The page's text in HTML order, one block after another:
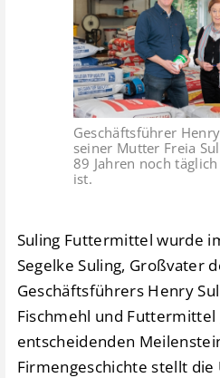
Geschäftsführer
seiner Mutter Freia
89 Jahren noch
ist.
Suling Futtermittel wurde
Segelke Suling, Großvater
Geschäftsführers Henry
Fischmehl und Futtermittel
entscheidenden
Firmengeschichte stellt